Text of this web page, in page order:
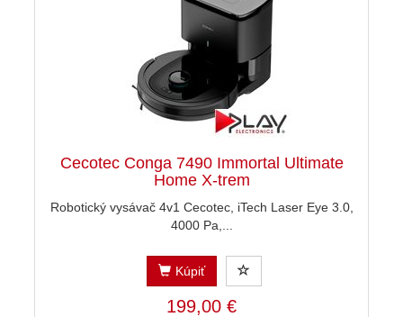
Cecotec Conga 7490 Immortal Ultimate
Home X-trem
Robotický vysávač 4v1 Cecotec, iTech Laser Eye 3.0,
4000 Pa,...
Kúpiť
199,00 €